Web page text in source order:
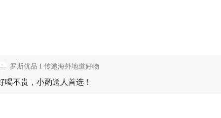
罗斯优品 I 传递海外地道好物
喝不贵，小酌送人首选！